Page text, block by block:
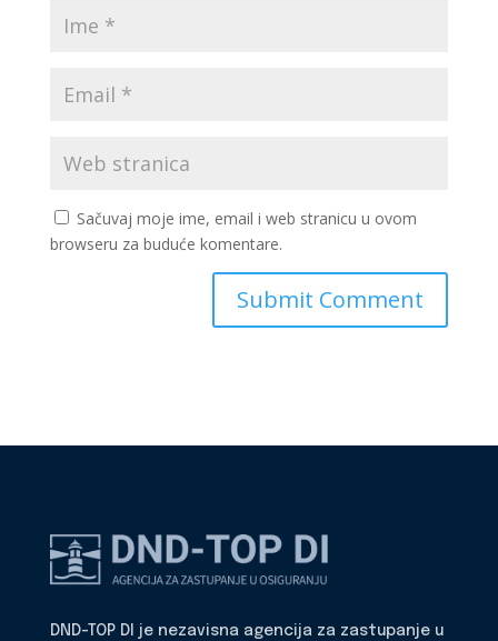
Sačuvaj moje ime, email i web stranicu u ovom
browseru za buduće komentare.
DND-TOP DI je nezavisna agencija za zastupanje u